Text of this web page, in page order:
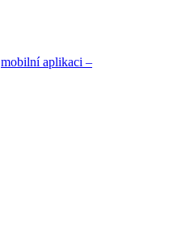
mobilní aplikaci –